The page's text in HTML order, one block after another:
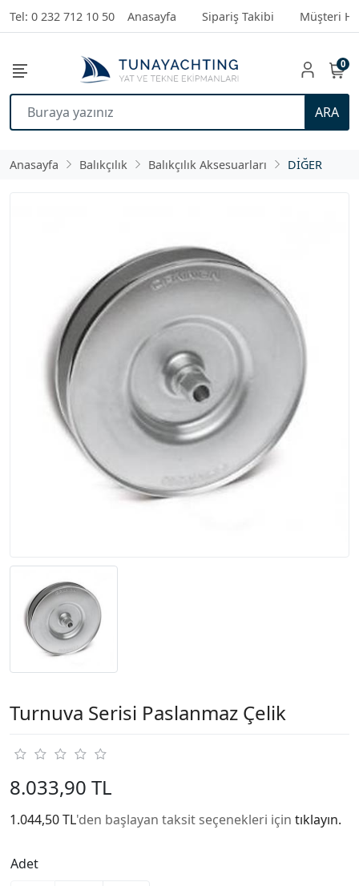
Tel: 0 232 712 10 50 Anasayfa Sipariş Takibi Müşteri
ARA
0
Anasayfa Balıkçılık Balıkçılık Aksesuarları DİĞER
Turnuva Serisi Paslanmaz Çelik
8.033,90 TL
1.044,50 TL'den başlayan taksit seçenekleri için tıklayın.
Adet